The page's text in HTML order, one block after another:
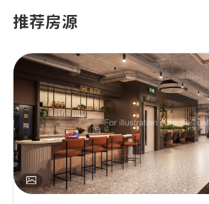
推荐房源